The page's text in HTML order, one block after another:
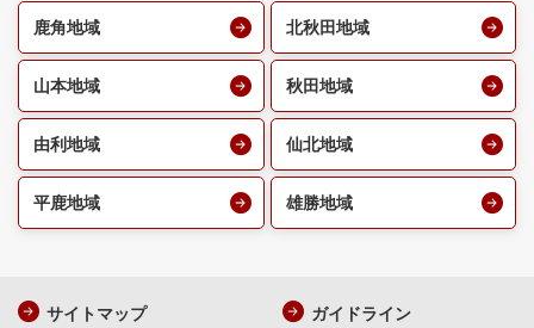
鹿角地域 北秋田地域
山本地域 秋田地域
由利地域 仙北地域
平鹿地域 雄勝地域
サイトマップ ガイドライン